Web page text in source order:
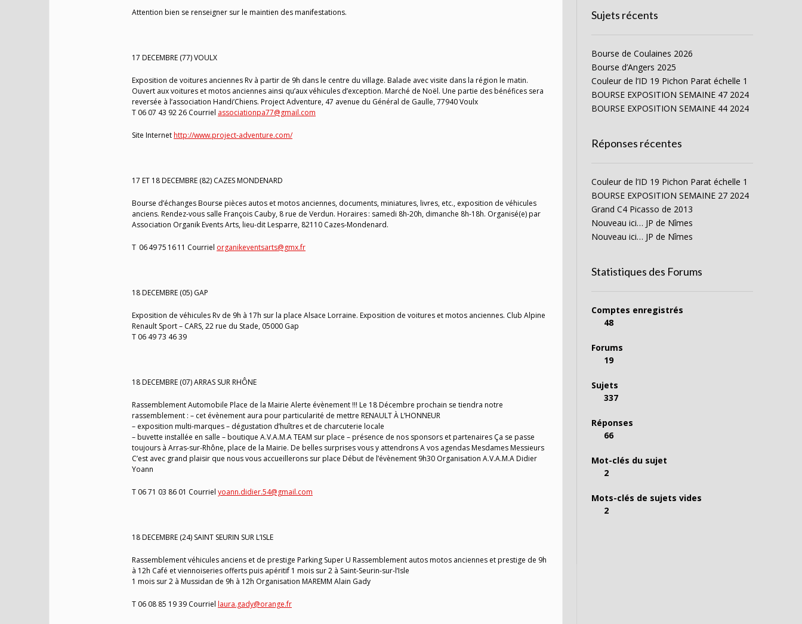
Attention bien se renseigner sur le maintien des manifestations.
17 DECEMBRE (77) VOULX
Exposition de voitures anciennes Rv à partir de 9h dans le centre du village. Balade avec visite dans la région le matin.
Ouvert aux voitures et motos anciennes ainsi qu’aux véhicules d’exception. Marché de Noël. Une partie des bénéfices sera
reversée à l’association Handi’Chiens. Project Adventure, 47 avenue du Général de Gaulle, 77940 Voulx
T 06 07 43 92 26 Courriel associationpa77@gmail.com
Site Internethttp://www.project-adventure.com/
17 ET 18 DECEMBRE (82) CAZES MONDENARD
Bourse d’échanges Bourse pièces autos et motos anciennes, documents, miniatures, livres, etc., exposition de véhicules
anciens. Rendez-vous salle François Cauby, 8 rue de Verdun. Horaires : samedi 8h-20h, dimanche 8h-18h. Organisé(e) par
Association Organik Events Arts, lieu-dit Lesparre, 82110 Cazes-Mondenard.
T 06 49 75 16 11 Courriel organikeventsarts@gmx.fr
18 DECEMBRE (05) GAP
Exposition de véhicules Rv de 9h à 17h sur la place Alsace Lorraine. Exposition de voitures et motos anciennes. Club Alpine
Renault Sport – CARS, 22 rue du Stade, 05000 Gap
T 06 49 73 46 39
18 DECEMBRE (07) ARRAS SUR RHÔNE
Rassemblement Automobile Place de la Mairie Alerte évènement !!! Le 18 Décembre prochain se tiendra notre
rassemblement : – cet évènement aura pour particularité de mettre RENAULT À L’HONNEUR
– exposition multi-marques – dégustation d’huîtres et de charcuterie locale
– buvette installée en salle – boutique A.V.A.M.A TEAM sur place – présence de nos sponsors et partenaires Ça se passe
toujours à Arras-sur-Rhône, place de la Mairie. De belles surprises vous y attendrons A vos agendas Mesdames Messieurs
C’est avec grand plaisir que nous vous accueillerons sur place Début de l’évènement 9h30 Organisation A.V.A.M.A Didier
Yoann
T 06 71 03 86 01 Courriel yoann.didier.54@gmail.com
18 DECEMBRE (24) SAINT SEURIN SUR L’ISLE
Rassemblement véhicules anciens et de prestige Parking Super U Rassemblement autos motos anciennes et prestige de 9h
à 12h Café et viennoiseries offerts puis apéritif 1 mois sur 2 à Saint-Seurin-sur-l’Isle
1 mois sur 2 à Mussidan de 9h à 12h Organisation MAREMM Alain Gady
T 06 08 85 19 39 Courriel laura.gady@orange.fr
Sujets récents
Bourse de Coulaines 2026
Bourse d’Angers 2025
Couleur de l’ID 19 Pichon Parat échelle 1
BOURSE EXPOSITION SEMAINE 47 2024
BOURSE EXPOSITION SEMAINE 44 2024
Réponses récentes
Couleur de l’ID 19 Pichon Parat échelle 1
BOURSE EXPOSITION SEMAINE 27 2024
Grand C4 Picasso de 2013
Nouveau ici… JP de Nîmes
Nouveau ici… JP de Nîmes
Statistiques des Forums
Comptes enregistrés
48
Forums
19
Sujets
337
Réponses
66
Mot-clés du sujet
2
Mots-clés de sujets vides
2